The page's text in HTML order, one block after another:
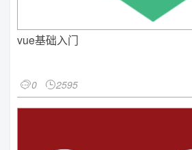
vue基础入门
0 2595